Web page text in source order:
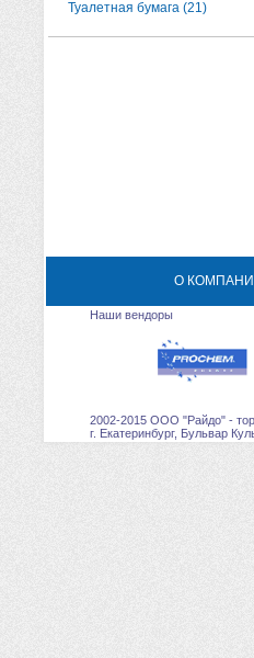
Туалетная бумага (21)
О
Наши вендоры
2002-2015 ООО "Райдо" -
г. Екатеринбург, Бульвар